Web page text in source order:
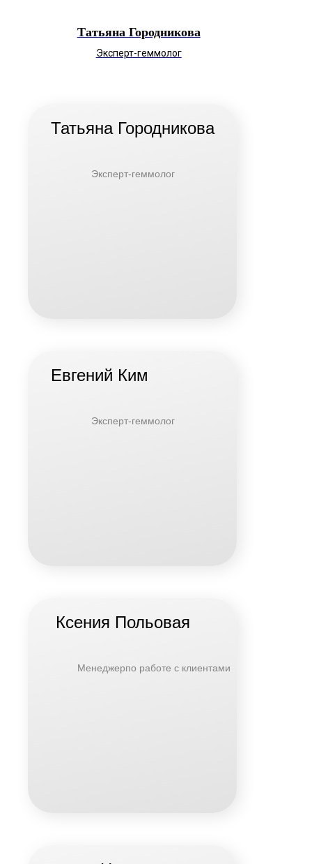
Татьяна Городникова
Эксперт-геммолог
Татьяна Городникова
Эксперт-геммолог
Евгений Ким
Эксперт-геммолог
Ксения Польовая
Менеджерпо работе с клиентами